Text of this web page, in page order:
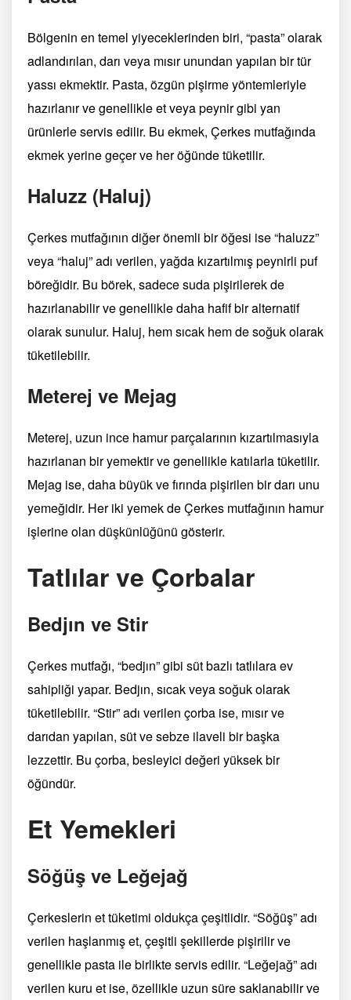
Bölgenin en temel yiyeceklerinden biri, “pasta” olarak
adlandırılan, darı veya mısır unundan yapılan bir tür
yassı ekmektir. Pasta, özgün pişirme yöntemleriyle
hazırlanır ve genellikle et veya peynir gibi yan
ürünlerle servis edilir. Bu ekmek, Çerkes mutfağında
ekmek yerine geçer ve her öğünde tüketilir.
Haluzz (Haluj)
Çerkes mutfağının diğer önemli bir öğesi ise “haluzz”
veya “haluj” adı verilen, yağda kızartılmış peynirli puf
böreğidir. Bu börek, sadece suda pişirilerek de
hazırlanabilir ve genellikle daha hafif bir alternatif
olarak sunulur. Haluj, hem sıcak hem de soğuk olarak
tüketilebilir.
Meterej ve Mejag
Meterej, uzun ince hamur parçalarının kızartılmasıyla
hazırlanan bir yemektir ve genellikle katılarla tüketilir.
Mejag ise, daha büyük ve fırında pişirilen bir darı unu
yemeğidir. Her iki yemek de Çerkes mutfağının hamur
işlerine olan düşkünlüğünü gösterir.
Tatlılar ve Çorbalar
Bedjın ve Stir
Çerkes mutfağı, “bedjın” gibi süt bazlı tatlılara ev
sahipliği yapar. Bedjın, sıcak veya soğuk olarak
tüketilebilir. “Stir” adı verilen çorba ise, mısır ve
darıdan yapılan, süt ve sebze ilaveli bir başka
lezzettir. Bu çorba, besleyici değeri yüksek bir
öğündür.
Et Yemekleri
Söğüş ve Leğejağ
Çerkeslerin et tüketimi oldukça çeşitlidir. “Söğüş” adı
verilen haşlanmış et, çeşitli şekillerde pişirilir ve
genellikle pasta ile birlikte servis edilir. “Leğejağ” adı
verilen kuru et ise, özellikle uzun süre saklanabilir ve